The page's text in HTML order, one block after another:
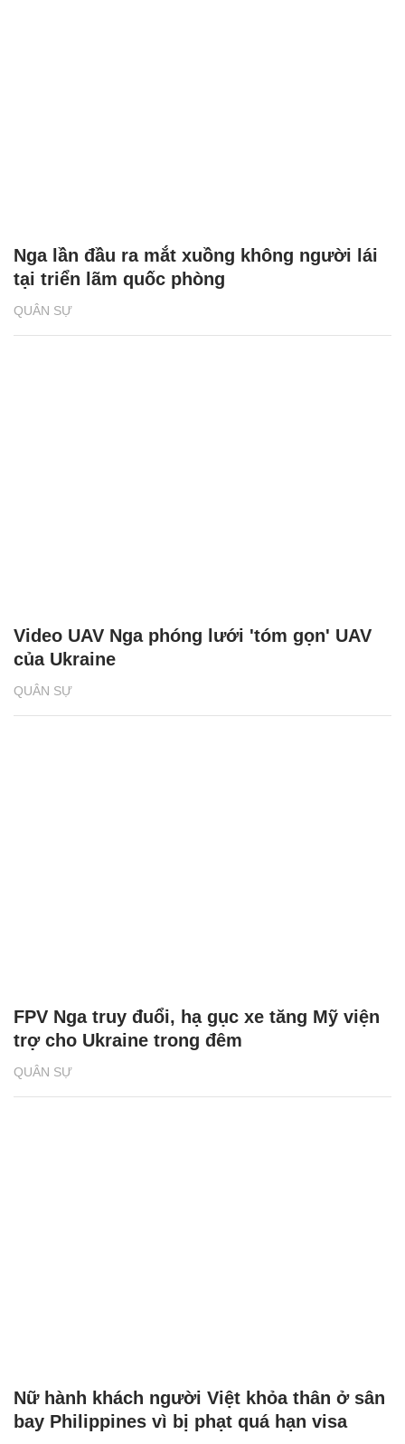
QUÂN SỰ
Nga lần đầu ra mắt xuồng không người lái
tại triển lãm quốc phòng
QUÂN SỰ
Video UAV Nga phóng lưới 'tóm gọn' UAV
của Ukraine
QUÂN SỰ
FPV Nga truy đuổi, hạ gục xe tăng Mỹ viện
trợ cho Ukraine trong đêm
Nữ hành khách người Việt khỏa thân ở sân
bay Philippines vì bị phạt quá hạn visa